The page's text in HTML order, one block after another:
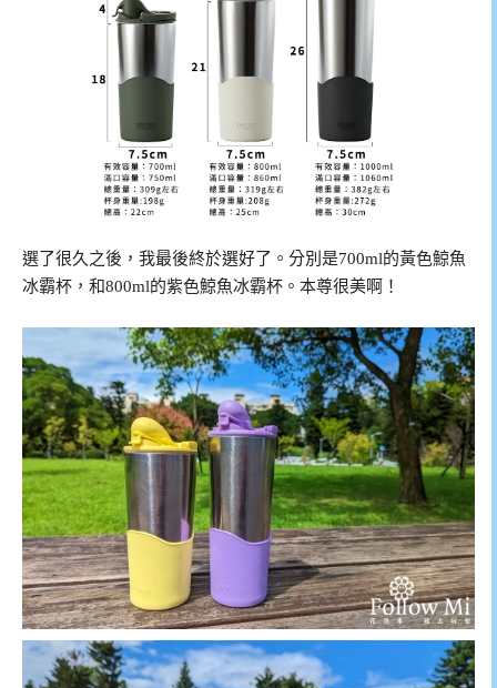
選了很久之後，我最後終於選好了。分別是700ml的黃色鯨魚
冰霸杯，和800ml的紫色鯨魚冰霸杯。本尊很美啊！